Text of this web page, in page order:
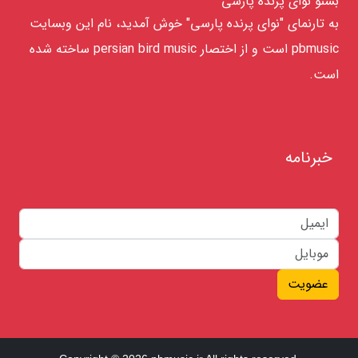
به تارنمای "نوای پرنده پارسی" خوش آمدید، نام این وبسایت
pbmusic است و از اختصار persian bird music ساخته شده
است.
خبرنامه
عضویت